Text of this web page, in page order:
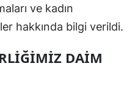
ve kadın
hakkında bilgi verildi.
DAİM